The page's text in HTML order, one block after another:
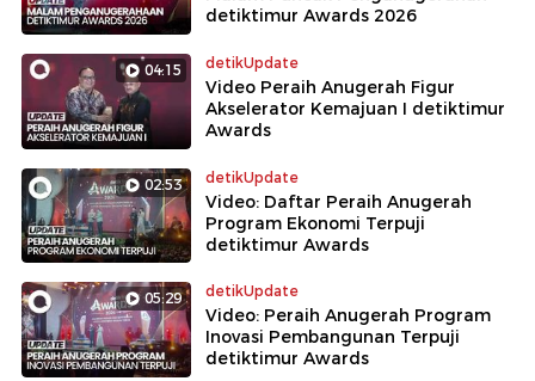
detiktimur Awards 2026
04:15 detikUpdate
Video Peraih Anugerah Figur
Akselerator Kemajuan I detiktimur
Awards
02:53 detikUpdate
Video: Daftar Peraih Anugerah
Program Ekonomi Terpuji
detiktimur Awards
05:29 detikUpdate
Video: Peraih Anugerah Program
Inovasi Pembangunan Terpuji
detiktimur Awards